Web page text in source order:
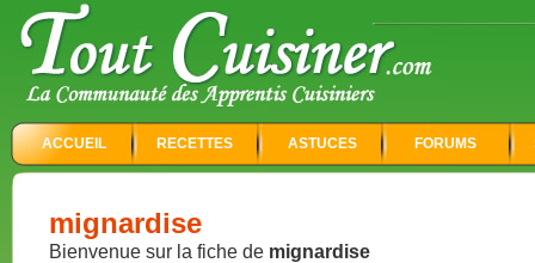
ACCUEIL RECETTES ASTUCES FORUMS
mignardise
Bienvenue sur la fiche de mignardise